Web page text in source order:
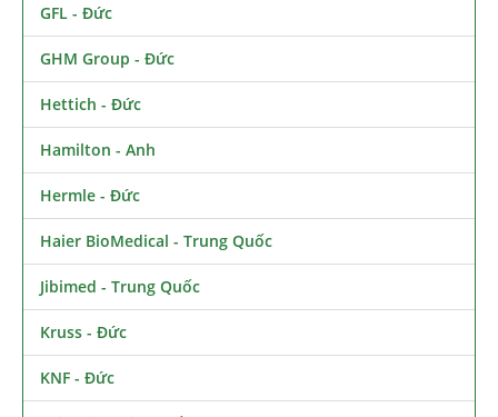
GFL - Đức
GHM Group - Đức
Hettich - Đức
Hamilton - Anh
Hermle - Đức
Haier BioMedical - Trung Quốc
Jibimed - Trung Quốc
Kruss - Đức
KNF - Đức